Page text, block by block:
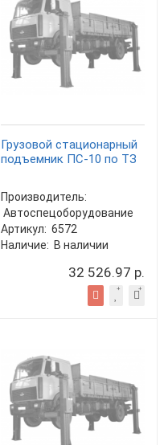
Грузовой стационарный
подъемник ПС-10 по ТЗ
Производитель:
Автоспецоборудование
Артикул: 6572
Наличие: В наличии
32 526.97 р.